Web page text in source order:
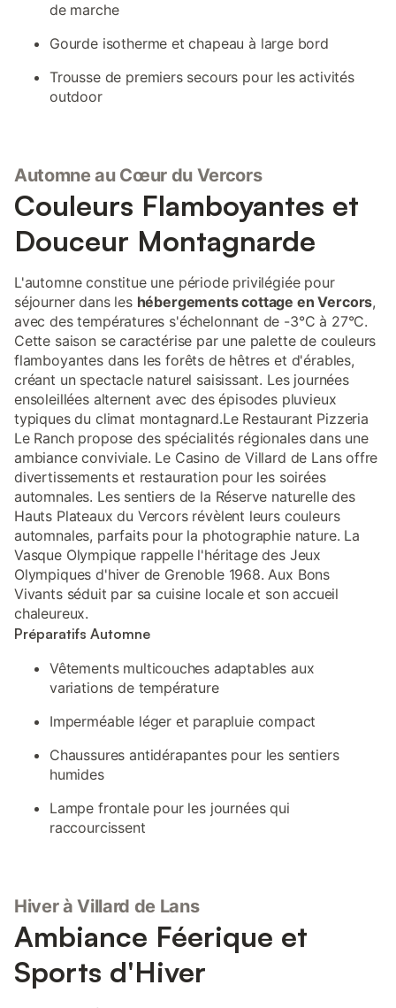
de marche
Gourde isotherme et chapeau à large bord
Trousse de premiers secours pour les activités
outdoor
Automne au Cœur du Vercors
Couleurs Flamboyantes et
Douceur Montagnarde
L'automne constitue une période privilégiée pour
séjourner dans les hébergements cottage en Vercors,
avec des températures s'échelonnant de -3°C à 27°C.
Cette saison se caractérise par une palette de couleurs
flamboyantes dans les forêts de hêtres et d'érables,
créant un spectacle naturel saisissant. Les journées
ensoleillées alternent avec des épisodes pluvieux
typiques du climat montagnard.Le Restaurant Pizzeria
Le Ranch propose des spécialités régionales dans une
ambiance conviviale. Le Casino de Villard de Lans offre
divertissements et restauration pour les soirées
automnales. Les sentiers de la Réserve naturelle des
Hauts Plateaux du Vercors révèlent leurs couleurs
automnales, parfaits pour la photographie nature. La
Vasque Olympique rappelle l'héritage des Jeux
Olympiques d'hiver de Grenoble 1968. Aux Bons
Vivants séduit par sa cuisine locale et son accueil
chaleureux.
Préparatifs Automne
Vêtements multicouches adaptables aux
variations de température
Imperméable léger et parapluie compact
Chaussures antidérapantes pour les sentiers
humides
Lampe frontale pour les journées qui
raccourcissent
Hiver à Villard de Lans
Ambiance Féerique et
Sports d'Hiver